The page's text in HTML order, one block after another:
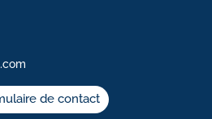
de contact